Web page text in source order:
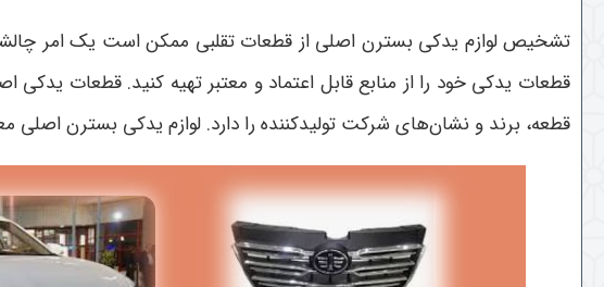
تشخیص لوازم یدکی بسترن اصلی از قطعات تقلبی ممکن است یک امر
قطعات یدکی خود را از منابع قابل اعتماد و معتبر تهیه کنید. قطعات
قطعه، برند و نشان‌های شرکت تولیدکننده را دارد. لوازم یدکی بسترن اصلی